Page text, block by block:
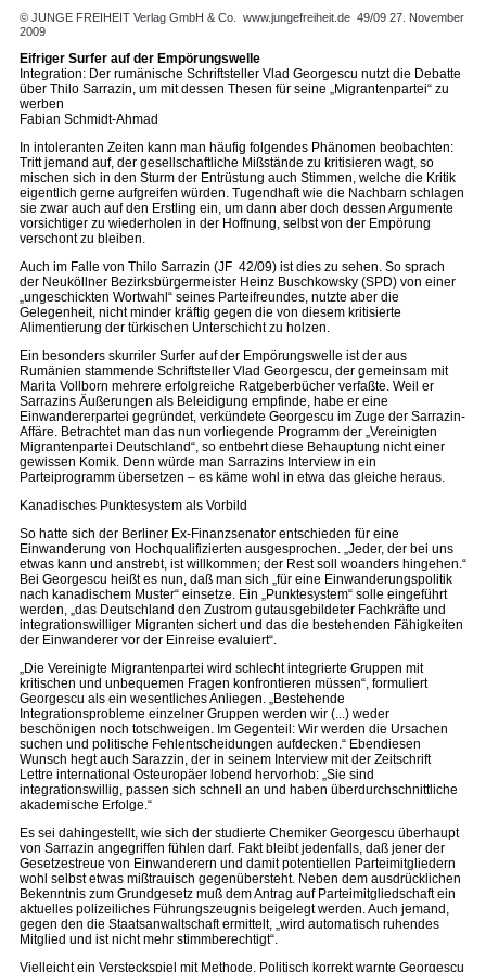
© JUNGE FREIHEIT Verlag GmbH & Co. www.jungefreiheit.de 49/09 27. November
2009
Eifriger Surfer auf der Empörungswelle
Integration: Der rumänische Schriftsteller Vlad Georgescu nutzt die Debatte
über Thilo Sarrazin, um mit dessen Thesen für seine „Migrantenpartei“ zu
werben
Fabian Schmidt-Ahmad
In intoleranten Zeiten kann man häufig folgendes Phänomen beobachten:
Tritt jemand auf, der gesellschaftliche Mißstände zu kritisieren wagt, so
mischen sich in den Sturm der Entrüstung auch Stimmen, welche die Kritik
eigentlich gerne aufgreifen würden. Tugendhaft wie die Nachbarn schlagen
sie zwar auch auf den Erstling ein, um dann aber doch dessen Argumente
vorsichtiger zu wiederholen in der Hoffnung, selbst von der Empörung
verschont zu bleiben.
Auch im Falle von Thilo Sarrazin (JF 42/09) ist dies zu sehen. So sprach
der Neuköllner Bezirksbürgermeister Heinz Buschkowsky (SPD) von einer
„ungeschickten Wortwahl“ seines Parteifreundes, nutzte aber die
Gelegenheit, nicht minder kräftig gegen die von diesem kritisierte
Alimentierung der türkischen Unterschicht zu holzen.
Ein besonders skurriler Surfer auf der Empörungswelle ist der aus
Rumänien stammende Schriftsteller Vlad Georgescu, der gemeinsam mit
Marita Vollborn mehrere erfolgreiche Ratgeberbücher verfaßte. Weil er
Sarrazins Äußerungen als Beleidigung empfinde, habe er eine
Einwandererpartei gegründet, verkündete Georgescu im Zuge der Sarrazin-
Affäre. Betrachtet man das nun vorliegende Programm der „Vereinigten
Migrantenpartei Deutschland“, so entbehrt diese Behauptung nicht einer
gewissen Komik. Denn würde man Sarrazins Interview in ein
Parteiprogramm übersetzen – es käme wohl in etwa das gleiche heraus.
Kanadisches Punktesystem als Vorbild
So hatte sich der Berliner Ex-Finanzsenator entschieden für eine
Einwanderung von Hochqualifizierten ausgesprochen. „Jeder, der bei uns
etwas kann und anstrebt, ist willkommen; der Rest soll woanders hingehen.“
Bei Georgescu heißt es nun, daß man sich „für eine Einwanderungspolitik
nach kanadischem Muster“ einsetze. Ein „Punktesystem“ solle eingeführt
werden, „das Deutschland den Zustrom gutausgebildeter Fachkräfte und
integrationswilliger Migranten sichert und das die bestehenden Fähigkeiten
der Einwanderer vor der Einreise evaluiert“.
„Die Vereinigte Migrantenpartei wird schlecht integrierte Gruppen mit
kritischen und unbequemen Fragen konfrontieren müssen“, formuliert
Georgescu als ein wesentliches Anliegen. „Bestehende
Integrationsprobleme einzelner Gruppen werden wir (...) weder
beschönigen noch totschweigen. Im Gegenteil: Wir werden die Ursachen
suchen und politische Fehlentscheidungen aufdecken.“ Ebendiesen
Wunsch hegt auch Sarazzin, der in seinem Interview mit der Zeitschrift
Lettre international Osteuropäer lobend hervorhob: „Sie sind
integrationswillig, passen sich schnell an und haben überdurchschnittliche
akademische Erfolge.“
Es sei dahingestellt, wie sich der studierte Chemiker Georgescu überhaupt
von Sarrazin angegriffen fühlen darf. Fakt bleibt jedenfalls, daß jener der
Gesetzestreue von Einwanderern und damit potentiellen Parteimitgliedern
wohl selbst etwas mißtrauisch gegenübersteht. Neben dem ausdrücklichen
Bekenntnis zum Grundgesetz muß dem Antrag auf Parteimitgliedschaft ein
aktuelles polizeiliches Führungszeugnis beigelegt werden. Auch jemand,
gegen den die Staatsanwaltschaft ermittelt, „wird automatisch ruhendes
Mitglied und ist nicht mehr stimmberechtigt“.
Vielleicht ein Versteckspiel mit Methode. Politisch korrekt warnte Georgescu